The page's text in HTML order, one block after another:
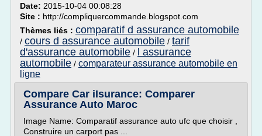
Date: 2015-10-04 00:08:28
Site : http://compliquercommande.blogspot.com
Thèmes liés : comparatif d assurance automobile
/ cours d assurance automobile / tarif
d'assurance automobile /
l assurance
automobile / comparateur assurance automobile en
ligne
Compare Car iIsurance: Comparer
Assurance Auto Maroc
Image Name: Comparatif assurance auto ufc que choisir ,
Construire un carport pas ...